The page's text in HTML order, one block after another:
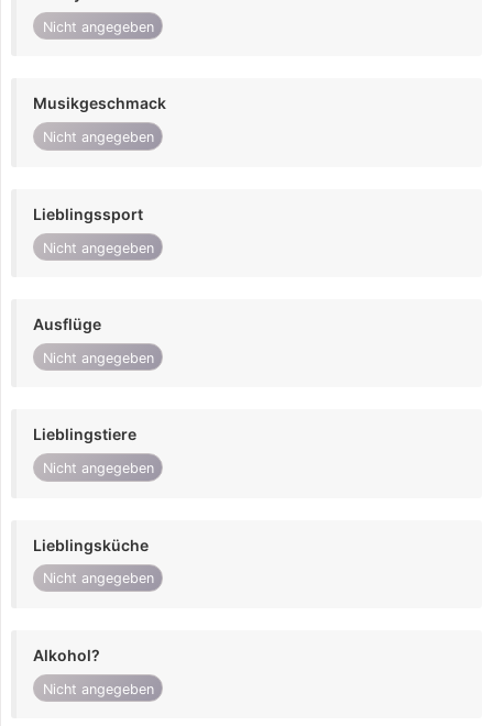
Nicht angegeben
Musikgeschmack
Nicht angegeben
Lieblingssport
Nicht angegeben
Ausflüge
Nicht angegeben
Lieblingstiere
Nicht angegeben
Lieblingsküche
Nicht angegeben
Alkohol?
Nicht angegeben